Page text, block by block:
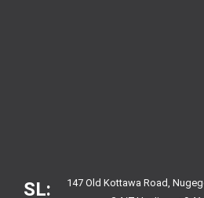
SL: 147 Old Kottawa Road,